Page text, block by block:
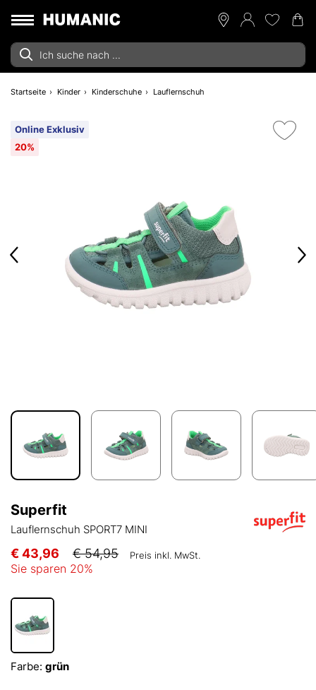
Startseite Kinder Kinderschuhe Lauflernschuh
Online Exklusiv
20%
Superfit
Lauflernschuh SPORT7 MINI
€ 43,96 € 54,95 Preis inkl. MwSt.
Sie sparen 20%
Farbe: grün